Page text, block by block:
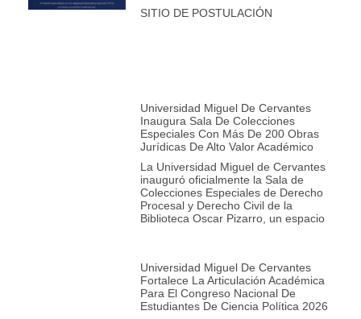
SITIO DE POSTULACIÓN
Universidad Miguel De Cervantes
Inaugura Sala De Colecciones
Especiales Con Más De 200 Obras
Jurídicas De Alto Valor Académico
La Universidad Miguel de Cervantes
inauguró oficialmente la Sala de
Colecciones Especiales de Derecho
Procesal y Derecho Civil de la
Biblioteca Oscar Pizarro, un espacio
Universidad Miguel De Cervantes
Fortalece La Articulación Académica
Para El Congreso Nacional De
Estudiantes De Ciencia Política 2026